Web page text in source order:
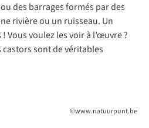
des barrages formés par des
rivière ou un ruisseau. Un
Vous voulez les voir à l’œuvre ?
sont de véritables
©www.natuurpunt.be